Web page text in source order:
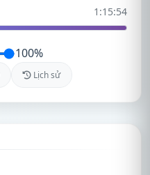
1:15:54
100%
Lịch sử